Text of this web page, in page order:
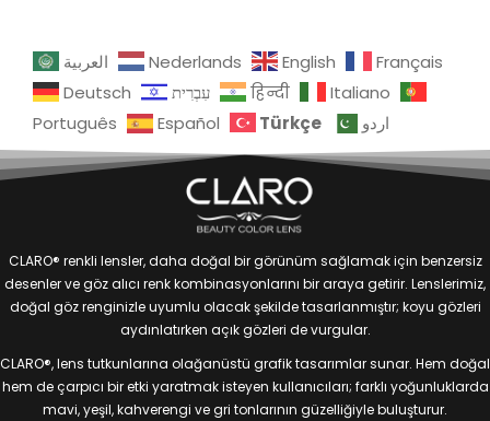
العربية Nederlands English
Français
Deutsch
עִבְרִית हिन्दी
Italiano
Português
Español Türkçe اردو
CLARO® renkli lensler, daha doğal bir görünüm sağlamak için benzersiz
desenler ve göz alıcı renk kombinasyonlarını bir araya getirir. Lenslerimiz,
doğal göz renginizle uyumlu olacak şekilde tasarlanmıştır; koyu gözleri
aydınlatırken açık gözleri de vurgular.
CLARO®, lens tutkunlarına olağanüstü grafik tasarımlar sunar. Hem doğal
hem de çarpıcı bir etki yaratmak isteyen kullanıcıları; farklı yoğunluklarda
mavi, yeşil, kahverengi ve gri tonlarının güzelliğiyle buluşturur.